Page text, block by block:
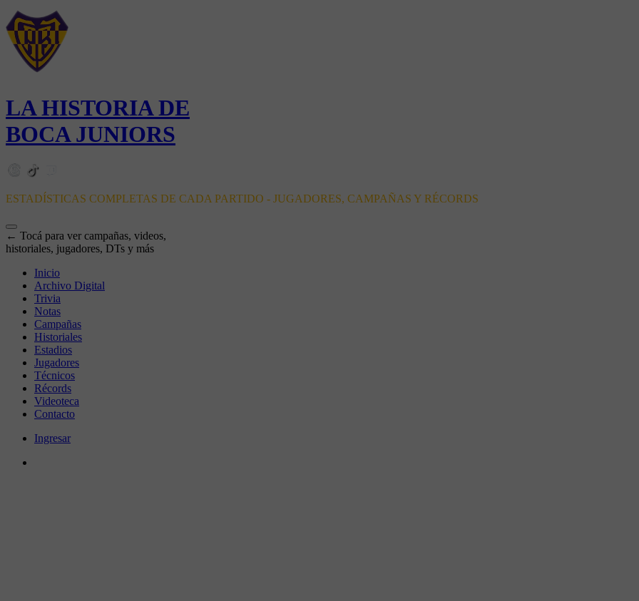
LA HISTORIA DE
BOCA JUNIORS
ESTADÍSTICAS COMPLETAS DE CADA PARTIDO - JUGADORES, CAMPAÑAS Y RÉCORDS
← Tocá para ver campañas, videos,
historiales, jugadores, DTs y más
Inicio
Archivo Digital
Trivia
Notas
Campañas
Historiales
Estadios
Jugadores
Técnicos
Récords
Videoteca
Contacto
Ingresar